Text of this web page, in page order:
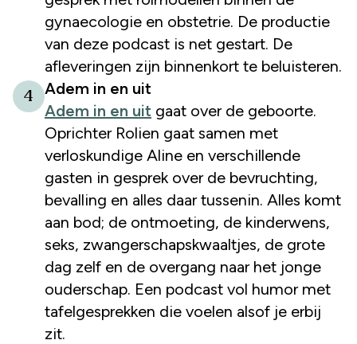
gynaecologie en obstetrie. De productie
van deze podcast is net gestart. De
afleveringen zijn binnenkort te beluisteren.
4
Adem in en uit
Adem in en uit gaat over de geboorte.
Oprichter Rolien gaat samen met
verloskundige Aline en verschillende
gasten in gesprek over de bevruchting,
bevalling en alles daar tussenin. Alles komt
aan bod; de ontmoeting, de kinderwens,
seks, zwangerschapskwaaltjes, de grote
dag zelf en de overgang naar het jonge
ouderschap. Een podcast vol humor met
tafelgesprekken die voelen alsof je erbij
zit.